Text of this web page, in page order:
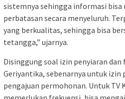
sistemnya sehingga informasi bisa
perbatasan secara menyeluruh.
yang berkualitas, sehingga bisa
tetangga,” ujarnya.
Disinggung soal izin penyiaran
Geriyantika, sebenarnya untuk izin
pengajuan permohonan. Untuk TV